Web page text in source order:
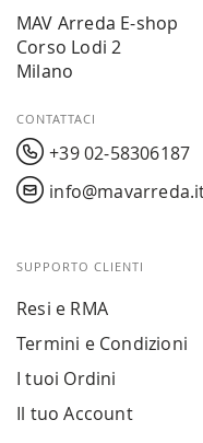
MAV Arreda E-shop
Corso Lodi 2
Milano
CONTATTACI
+39 02-58306187
SUPPORTO CLIENTI
Resi e RMA
Termini e Condizioni
I tuoi Ordini
Il tuo Account